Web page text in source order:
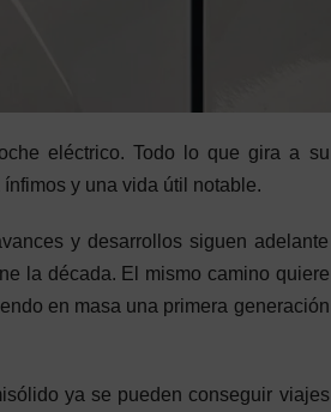
eléctrico. Todo lo que gira a su
y una vida útil notable.
y desarrollos siguen adelante
la década. El mismo camino quiere
en masa una primera generación
ya se pueden conseguir viajes